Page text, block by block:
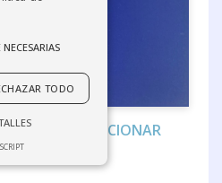
A SOLUCIONAR
TODO